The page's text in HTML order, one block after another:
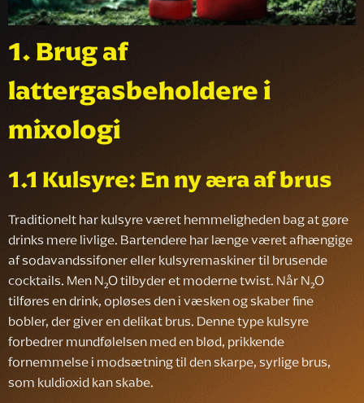
1.Brug af
lattergasbeholdere i
mixologi
1.1 Kulsyre: En ny æra af brus
Traditionelt har kulsyre været hemmeligheden bag at gøre
drinks mere livlige. Bartendere har længe været afhængige
af sodavandssifoner eller kulsyremaskiner til brusende
cocktails. Men N₂O tilbyder et moderne twist. Når N₂O
tilføres en drink, opløses den i væsken og skaber fine
bobler, der giver en delikat brus. Denne type kulsyre
forbedrer mundfølelsen med en blød, prikkende
fornemmelse i modsætning til den skarpe, syrlige brus,
som kuldioxid kan skabe.